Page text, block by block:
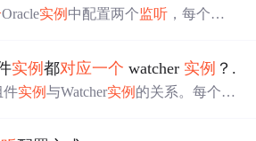
Oracle实例 中配置两个监听 ，每个监
实例都对应一个 watcher 实例 ？.
件实例与Watcher实例 的关系。每个组